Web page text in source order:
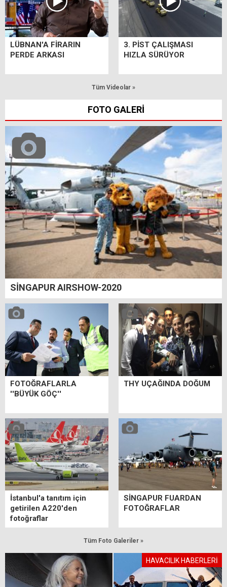
LÜBNAN'A FİRARIN
PERDE ARKASI
3. PİST ÇALIŞMASI
HIZLA SÜRÜYOR
Tüm Videolar »
FOTO GALERİ
SİNGAPUR AIRSHOW-2020
FOTOĞRAFLARLA
''BÜYÜK GÖÇ''
THY UÇAĞINDA DOĞUM
İstanbul'a tanıtım için
getirilen A220'den
fotoğraflar
SİNGAPUR FUARDAN
FOTOĞRAFLAR
Tüm Foto Galeriler »
HAVACILIK HABERLERİ